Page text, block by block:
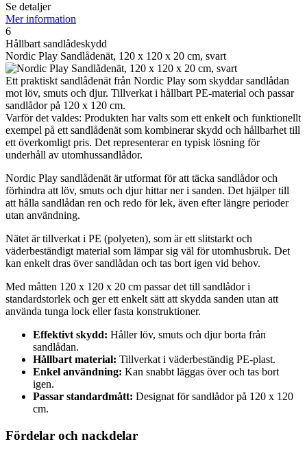
Se detaljer
Mer information
6
Hållbart sandlådeskydd
Nordic Play Sandlådenät, 120 x 120 x 20 cm, svart
Ett praktiskt sandlådenät från Nordic Play som skyddar sandlådan
mot löv, smuts och djur. Tillverkat i hållbart PE-material och passar
sandlådor på 120 x 120 cm.
Varför det valdes: Produkten har valts som ett enkelt och funktionellt
exempel på ett sandlådenät som kombinerar skydd och hållbarhet till
ett överkomligt pris. Det representerar en typisk lösning för
underhåll av utomhussandlådor.
Nordic Play sandlådenät är utformat för att täcka sandlådor och
förhindra att löv, smuts och djur hittar ner i sanden. Det hjälper till
att hålla sandlådan ren och redo för lek, även efter längre perioder
utan användning.
Nätet är tillverkat i PE (polyeten), som är ett slitstarkt och
väderbeständigt material som lämpar sig väl för utomhusbruk. Det
kan enkelt dras över sandlådan och tas bort igen vid behov.
Med måtten 120 x 120 x 20 cm passar det till sandlådor i
standardstorlek och ger ett enkelt sätt att skydda sanden utan att
använda tunga lock eller fasta konstruktioner.
Effektivt skydd: Håller löv, smuts och djur borta från
sandlådan.
Hållbart material: Tillverkat i väderbeständig PE-plast.
Enkel användning: Kan snabbt läggas över och tas bort
igen.
Passar standardmått: Designat för sandlådor på 120 x 120
cm.
Fördelar och nackdelar